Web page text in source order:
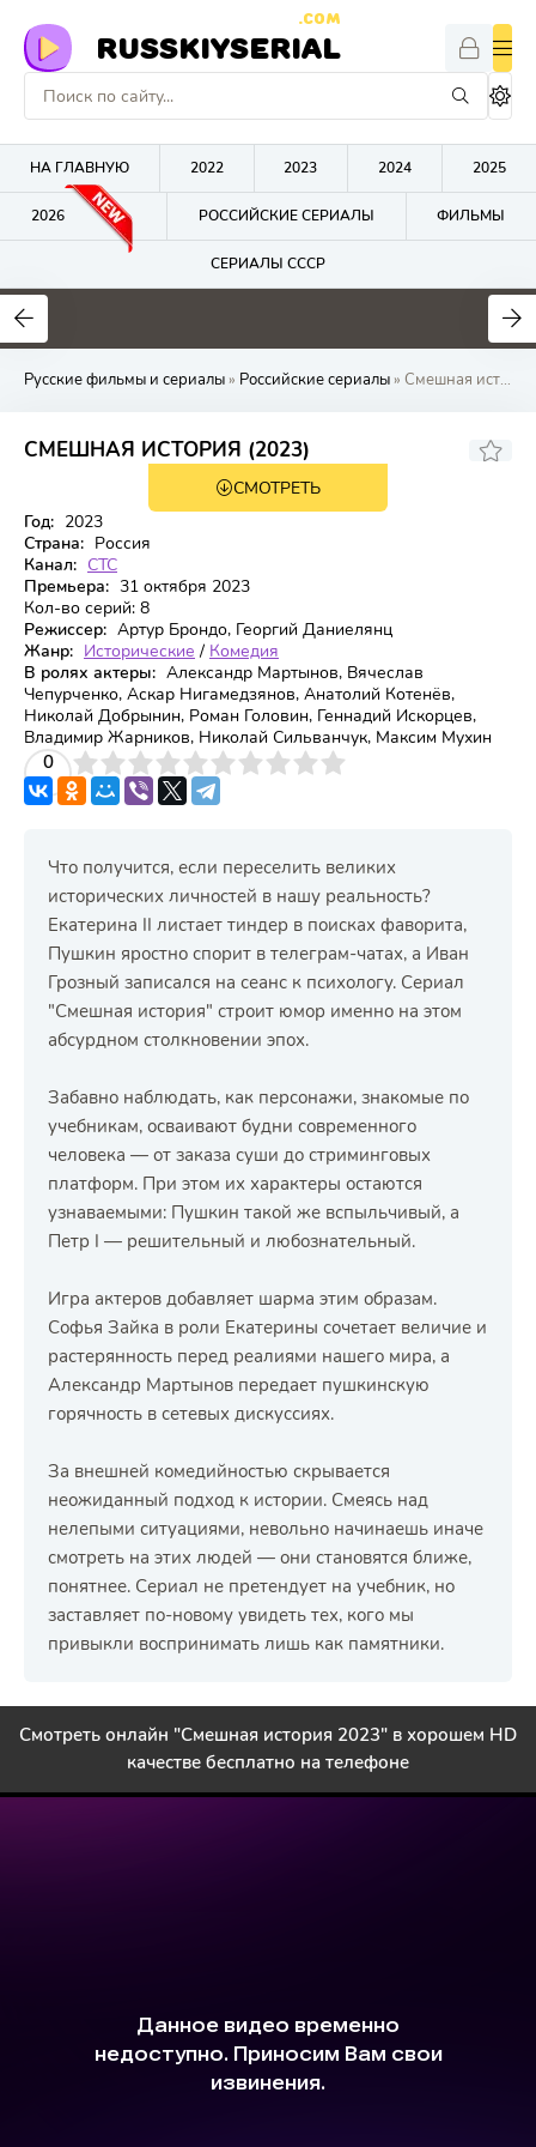
RUSSKIYSERIAL
.COM
НА ГЛАВНУЮ 2022 2023 2024 2025
2026 РОССИЙСКИЕ СЕРИАЛЫ ФИЛЬМЫ
СЕРИАЛЫ СССР
0
Русские фильмы и сериалы» Российские сериалы» Смешная история
СМЕШНАЯ ИСТОРИЯ (2023)
СМОТРЕТЬ
Год: 2023
Страна: Россия
Канал: СТС
Премьера: 31 oктябpя 2023
Кол-во серий: 8
Режиссер: Артур Брондо, Георгий Даниелянц
Жанр: Исторические / Комедия
В ролях актеры: Александр Мартынов, Вячеслав
Чепурченко, Аскар Нигамедзянов, Анатолий Котенёв,
Николай Добрынин, Роман Головин, Геннадий Искорцев,
Владимир Жарников, Николай Сильванчук, Максим Мухин
0
4 5 6 7 8 9 10
Что получится, если переселить великих
исторических личностей в нашу реальность?
Екатерина II листает тиндер в поисках фаворита,
Пушкин яростно спорит в телеграм-чатах, а Иван
Грозный записался на сеанс к психологу. Сериал
"Смешная история" строит юмор именно на этом
абсурдном столкновении эпох.
Забавно наблюдать, как персонажи, знакомые по
учебникам, осваивают будни современного
человека — от заказа суши до стриминговых
платформ. При этом их характеры остаются
узнаваемыми: Пушкин такой же вспыльчивый, а
Петр I — решительный и любознательный.
Игра актеров добавляет шарма этим образам.
Софья Зайка в роли Екатерины сочетает величие и
растерянность перед реалиями нашего мира, а
Александр Мартынов передает пушкинскую
горячность в сетевых дискуссиях.
За внешней комедийностью скрывается
неожиданный подход к истории. Смеясь над
нелепыми ситуациями, невольно начинаешь иначе
смотреть на этих людей — они становятся ближе,
понятнее. Сериал не претендует на учебник, но
заставляет по-новому увидеть тех, кого мы
привыкли воспринимать лишь как памятники.
Смотреть онлайн "Смешная история 2023" в хорошем HD
качестве бесплатно на телефоне